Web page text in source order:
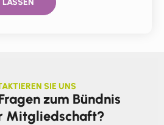
SIE UNS
zum Bündnis
Mitgliedschaft?